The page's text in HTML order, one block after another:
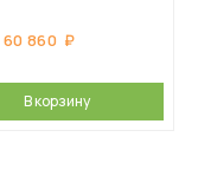
60 860
В корзину